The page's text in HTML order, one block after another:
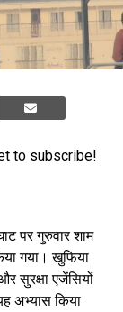
to subscribe!
पर गुरुवार शाम
गया। खुफिया
सुरक्षा एजेंसियों
अभ्यास किया